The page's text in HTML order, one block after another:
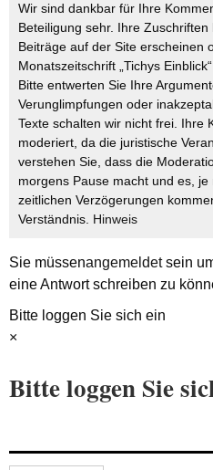
Wir sind dankbar für Ihre
Beteiligung sehr. Ihre
Beiträge auf der Site erscheinen
Monatszeitschrift „Tichys
Bitte entwerten Sie Ihre
Verunglimpfungen oder
Texte schalten wir nicht frei. Ihre
moderiert, da die juristische
verstehen Sie, dass die
morgens Pause macht und es, je
zeitlichen Verzögerungen
Verständnis. Hinweis
Sie müssenangemeldetsein
eine Antwort schreiben zu
Bitte loggen Sie sich ein
×
Bitte loggen Sie